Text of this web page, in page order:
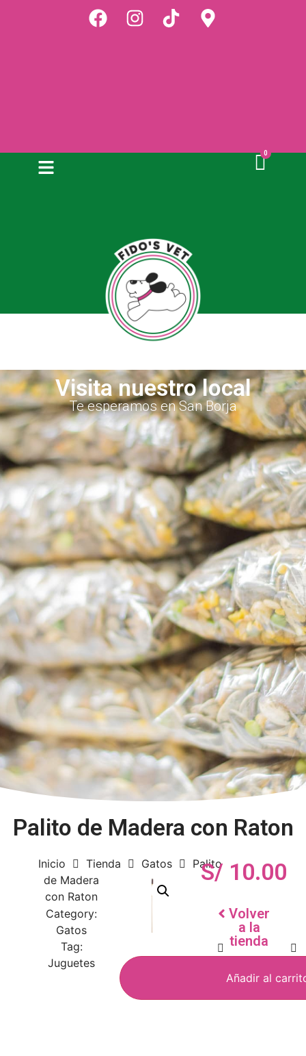
Visita nuestro local
Te esperamos en San Borja
Palito de Madera con Raton
Inicio Tienda Gatos
Palito
de Madera
con Raton
Category:
Gatos
Tag:
Juguetes
Añadir al
S/ 10.00
Volver
a la
tienda